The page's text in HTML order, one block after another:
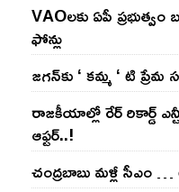
VAOల‌కు ఏపీ
ఫోన్లు
జ‌గ‌న్‌కు ‘ క‌మ్మ ‘ టి ప్రేమ
రాజ‌కీయాల్లో రేర్ రికార్డ్
ఆఫ్ట‌ర్‌..!
చంద్ర‌బాబు మ‌ళ్లీ సీఎం